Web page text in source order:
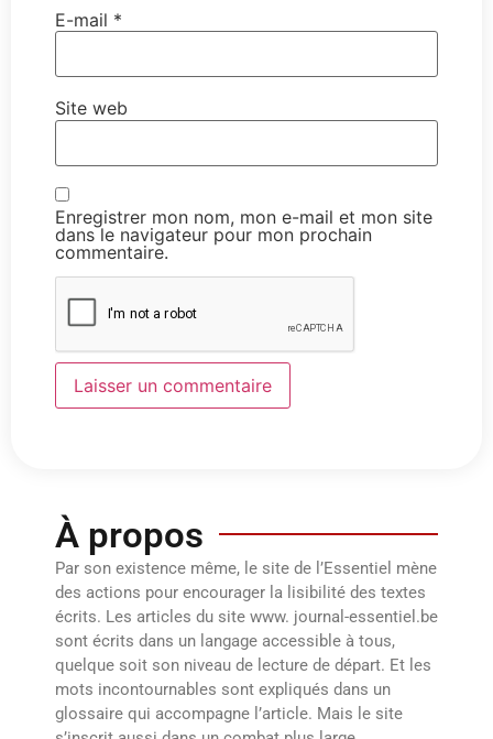
E-mail *
Site web
Enregistrer mon nom, mon e-mail et mon site
dans le navigateur pour mon prochain
commentaire.
À propos
Par son existence même, le site de l’Essentiel mène
des actions pour encourager la lisibilité des textes
écrits. Les articles du site www. journal-essentiel.be
sont écrits dans un langage accessible à tous,
quelque soit son niveau de lecture de départ. Et les
mots incontournables sont expliqués dans un
glossaire qui accompagne l’article. Mais le site